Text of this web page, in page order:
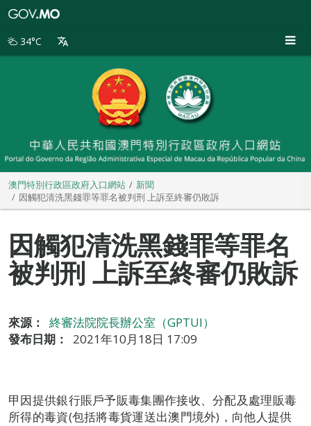
別
34°C
澳門特別行政區政府入口網站
新聞
因觸犯清洗黑錢罪等罪名被判刑 上訴至終審仍敗訴
因觸犯清洗黑錢罪等罪名
被判刑 上訴至終審仍敗訴
來源：
終審法院院長辦公室（GPTUI）
發布日期：
2021年10月18日 17:09
甲因提供銀行賬戶予販毒集團作接收、分配及處理販毒
所得的毒資(包括將毒貨運送出澳門境外)，向他人提供